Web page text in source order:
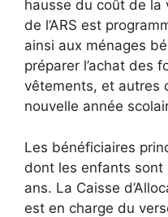
hausse du coût de la
de l’ARS est
ainsi aux ménages
préparer l’achat des
vêtements, et autres
nouvelle année
Les bénéficiaires
dont les enfants sont
ans. La Caisse
est en charge du